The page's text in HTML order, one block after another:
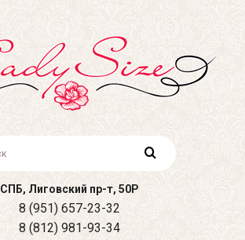
СПБ, Лиговский пр-т, 50Р
8 (951) 657-23-32
8 (812) 981-93-34